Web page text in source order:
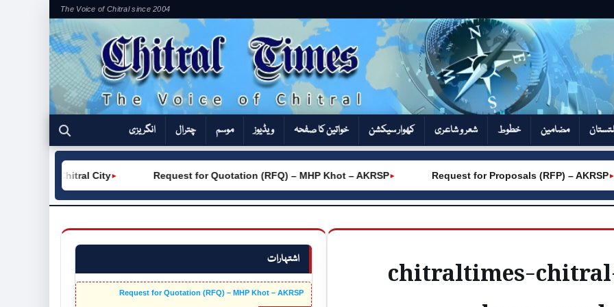
The Voice of Chitral since 2004
مضامین خطوط شعر و شاعری کھوار سیکشن‎ خواتین کا صفحہ ویڈیوز موسم چترال انگریزی
►
Request for Quotation (RFQ) – MHP Khot – AKRSP
►
(W) Chitral City ►
Request for Proposals (RFP) – AKRSP
اشتہارات
Request for Quotation (RFQ) – MHP Khot – AKRSP chitraltimes-